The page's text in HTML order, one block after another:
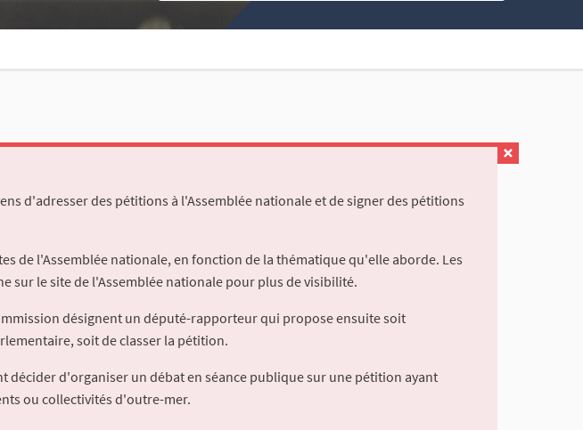
d'adresser des pétitions à l'Assemblée nationale et de signer des pétitions
de l'Assemblée nationale, en fonction de la thématique qu'elle aborde. Les
sur le site de l'Assemblée nationale pour plus de visibilité.
désignent un député-rapporteur qui propose ensuite soit
soit de classer la pétition.
décider d'organiser un débat en séance publique sur une pétition ayant
ou collectivités d'outre-mer.